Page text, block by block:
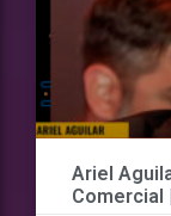
Ariel
Comercial